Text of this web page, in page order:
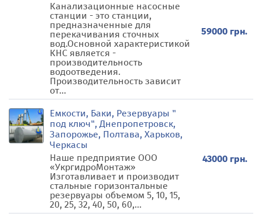
Канализационные насосные
станции - это станции,
предназначенные для
перекачивания сточных
вод.Основной характеристикой
КНС является -
производительность
водоотведения.
Производительность зависит
от...
59000 грн.
Емкости, Баки, Резервуары "
под ключ", Днепропетровск,
Запорожье, Полтава, Харьков,
Черкасы
Наше предприятие ООО
«УкргидроМонтаж»
Изготавливает и производит
стальные горизонтальные
резервуары объемом 5, 10, 15,
20, 25, 32, 40, 50, 60,...
43000 грн.